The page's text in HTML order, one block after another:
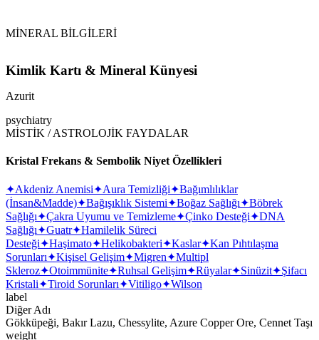
MİNERAL BİLGİLERİ
Kimlik Kartı & Mineral Künyesi
Azurit
psychiatry
MİSTİK / ASTROLOJİK FAYDALAR
Kristal Frekans & Sembolik Niyet Özellikleri
✦Akdeniz Anemisi✦Aura Temizliği✦Bağımlılıklar
(İnsan&Madde)✦Bağışıklık Sistemi✦Boğaz Sağlığı✦Böbrek
Sağlığı✦Çakra Uyumu ve Temizleme✦Çinko Desteği✦DNA
Sağlığı✦Guatr✦Hamilelik Süreci
Desteği✦Haşimato✦Helikobakteri✦Kaslar✦Kan Pıhtılaşma
Sorunları✦Kişisel Gelişim✦Migren✦Multipl
Skleroz✦Otoimmünite✦Ruhsal Gelişim✦Rüyalar✦Sinüzit✦Şifacı
Kristali✦Tiroid Sorunları✦Vitiligo✦Wilson
label
Diğer Adı
Gökküpeği, Bakır Lazu, Chessylite, Azure Copper Ore, Cennet Taşı
weight